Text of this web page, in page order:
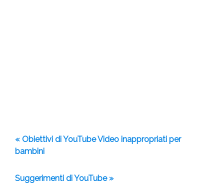
« Obiettivi di YouTube Video inappropriati per
bambini
Suggerimenti di YouTube »